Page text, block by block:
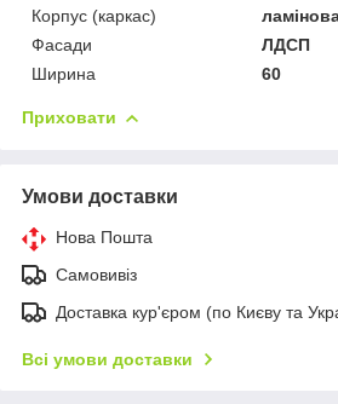
Корпус (каркас)
Фасади
ЛДСП
Ширина
60
Приховати
Умови доставки
Нова Пошта
Самовивіз
Доставка кур'єром (по Києву та
Всі умови доставки